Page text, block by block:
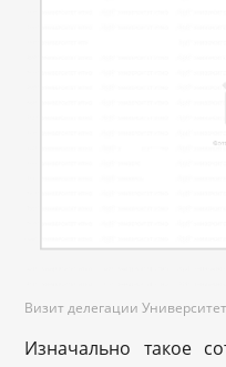
Визит делегации
Изначально такое